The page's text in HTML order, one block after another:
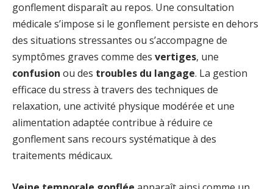
gonflement disparaît au repos. Une consultation
médicale s’impose si le gonflement persiste en dehors
des situations stressantes ou s’accompagne de
symptômes graves comme des vertiges, une
confusion ou des troubles du langage. La gestion
efficace du stress à travers des techniques de
relaxation, une activité physique modérée et une
alimentation adaptée contribue à réduire ce
gonflement sans recours systématique à des
traitements médicaux.